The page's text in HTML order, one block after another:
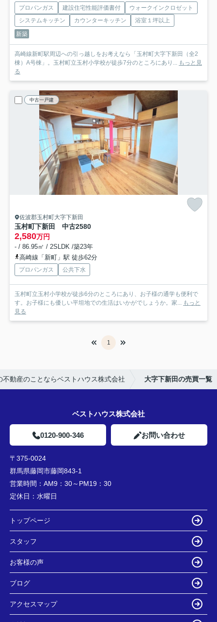
プロパンガス 建設住宅性能評価書付
ウォークインクロゼット
システムキッチン
カウンターキッチン
浴室１坪以上
新築
高崎線新町駅周辺への引っ越しをお考えなら「玉村町大字下新田（全2
棟）A号棟」。玉村町立玉村小学校が徒歩7分のところにあり... もっと見
る
中古一戸建
佐波郡玉村町大字下新田
玉村町下新田 中古2580
2,580万円
- / 86.95㎡ / 2SLDK /築23年
高崎線「新町」駅 徒歩62分
プロパンガス 公共下水
玉村町立玉村小学校が徒歩6分のところにあり、お子様の通学も便利で
す。お子様にも優しい平坦地での生活はいかがでしょうか。家... もっと
見る
1
不動産のことならベストハウス株式会社 大字下新田の売買一覧
ベストハウス株式会社
0120-900-346 お問い合わせ
〒375-0024
群馬県藤岡市藤岡843-1
営業時間： AM9：30～PM19：30
定休日： 水曜日
トップページ
スタッフ
お客様の声
ブログ
アクセスマップ